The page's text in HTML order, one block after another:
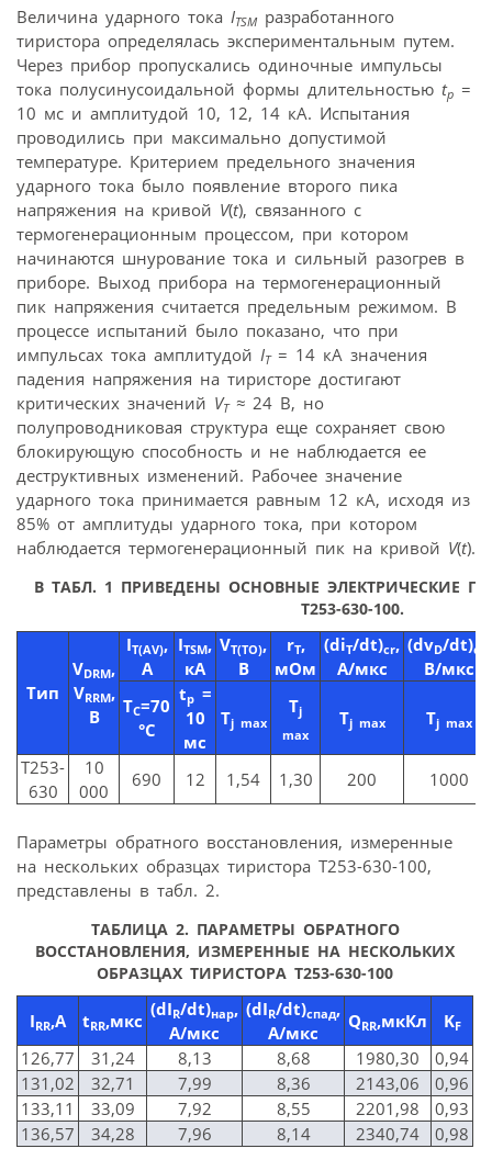
Величина ударного тока ITSMразработанного
тиристора определялась экспериментальным путем.
Через прибор пропускались одиночные импульсы
тока полусинусоидальной формы длительностью tp =
10 мс и амплитудой 10, 12, 14 кА. Испытания
проводились при максимально допустимой
температуре. Критерием предельного значения
ударного тока было появление второго пика
напряжения на кривой V(t), связанного с
термогенерационным процессом, при котором
начинаются шнурование тока и сильный разогрев в
приборе. Выход прибора на термогенерационный
пик напряжения считается предельным режимом. В
процессе испытаний было показано, что при
импульсах тока амплитудой IT= 14 кА значения
падения напряжения на тиристоре достигают
критических значений VT ≈ 24 В, но
полупроводниковая структура еще сохраняет свою
блокирующую способность и не наблюдается ее
деструктивных изменений. Рабочее значение
ударного тока принимается равным 12 кА, исходя из
85% от амплитуды ударного тока, при котором
наблюдается термогенерационный пик на кривой V(t).
В ТАБЛ. 1 ПРИВЕДЕНЫ ОСНОВНЫЕ ЭЛЕКТРИЧЕСКИЕ
Т253-630-100.
Tип
VDRM,
VRRM,
В
IT(AV),
А
ITSM,
кА
VT(TO),
В
rT,
мОм
(diT/dt)cr,
А/мкс
(dvD/dt)cr
В/мкс
TC=70
°C
tp=
10
мс
Tj max
Tj
max
Tj max Tj max
Т253-
630
10
000
690 12 1,54 1,30 200 1000
Параметры обратного восстановления, измеренные
на нескольких образцах тиристора Т253-630-100,
представлены в табл. 2.
ТАБЛИЦА 2. ПАРАМЕТРЫ ОБРАТНОГО
ВОССТАНОВЛЕНИЯ, ИЗМЕРЕННЫЕ НА НЕСКОЛЬКИХ
ОБРАЗЦАХ ТИРИСТОРА Т253-630-100
IRR,A tRR,мкс
(dIR/dt)нар,
А/мкс
(dIR/dt)спад,
А/мкс
QRR,мкКл KF
126,77 31,24 8,13 8,68 1980,30
0,94
131,02
32,71 7,99 8,36 2143,06
0,96
133,11
33,09 7,92 8,55 2201,98
0,93
136,57
34,28 7,96 8,14 2340,74 0,98